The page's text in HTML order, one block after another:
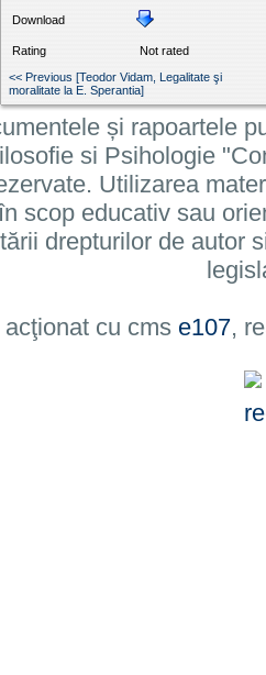
Download
Rating
Not rated
<< Previous [Teodor Vidam, Legalitate şi
moralitate la E. Sperantia]
și rapoartele
si Psihologie
Utilizarea
scop educativ sau
drepturilor de autor
acţionat cu cms e107,